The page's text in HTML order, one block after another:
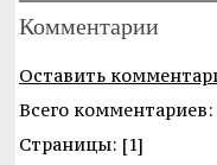
Комментарии
Оставить
Всего комментариев:
Cтраницы: [1]